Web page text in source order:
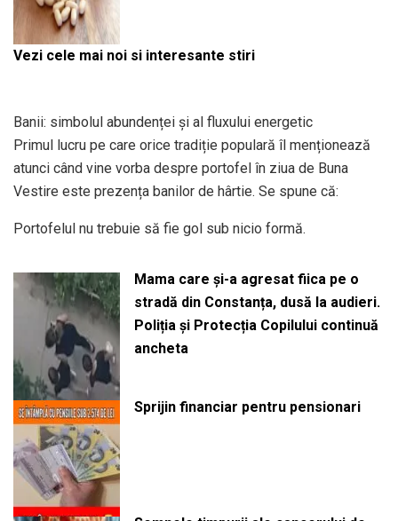
Vezi cele mai noi si interesante stiri
Banii: simbolul abundenței și al fluxului energetic
Primul lucru pe care orice tradiție populară îl menționează
atunci când vine vorba despre portofel în ziua de Buna
Vestire este prezența banilor de hârtie. Se spune că:
Portofelul nu trebuie să fie gol sub nicio formă.
Mama care și-a agresat fiica pe o
stradă din Constanța, dusă la audieri.
Poliția și Protecția Copilului continuă
ancheta
Sprijin financiar pentru pensionari